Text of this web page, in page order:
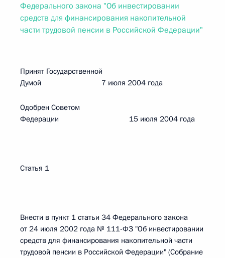
Федерального закона "Об инвестировании
средств для финансирования накопительной
части трудовой пенсии в Российской Федерации"
Принят Государственной
Думой 7 июля 2004 года
Одобрен Советом
Федерации 15 июля 2004 года
Статья 1
Внести в пункт 1 статьи 34 Федерального закона
от 24 июля 2002 года № 111-ФЗ "Об инвестировании
средств для финансирования накопительной части
трудовой пенсии в Российской Федерации" (Собрание